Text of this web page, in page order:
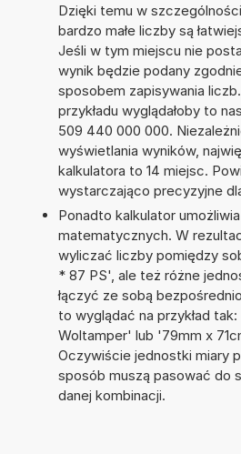
Dzięki temu w
bardzo małe liczby są
Jeśli w tym miejscu nie
wynik będzie podany
sposobem zapisywania
przykładu wyglądałoby to
509 440 000 000.
wyświetlania wyników,
kalkulatora to 14 miejsc.
wystarczająco precyzyjne
Ponadto kalkulator
matematycznych. W
wyliczać liczby pomiędzy
* 87 PS', ale też różne
łączyć ze sobą
to wyglądać na przykład
Woltamper' lub '79mm x
Oczywiście jednostki miary
sposób muszą pasować do
danej kombinacji.